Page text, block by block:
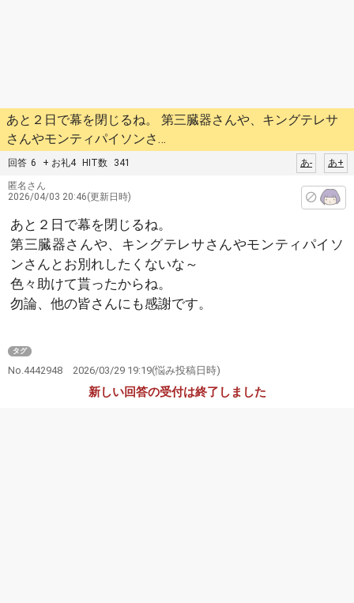
あと２日で幕を閉じるね。 第三臓器さんや、キングテレサ
さんやモンティパイソンさ…
回答 6 + お礼4 HIT数 341 あ+
あ-
匿名さん
2026/04/03 20:46(更新日時)
あと２日で幕を閉じるね。
第三臓器さんや、キングテレサさんやモンティパイソ
ンさんとお別れしたくないな～
色々助けて貰ったからね。
勿論、他の皆さんにも感謝です。
タグ
No.4442948 2026/03/29 19:19(悩み投稿日時)
新しい回答の受付は終了しました